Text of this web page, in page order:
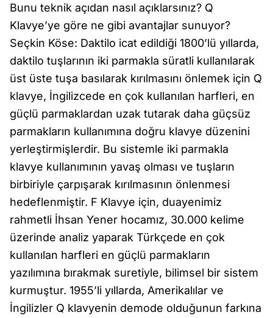
Bunu teknik açıdan nasıl açıklarsınız? Q
Klavye’ye göre ne gibi avantajlar sunuyor?
Seçkin Köse: Daktilo icat edildiği 1800’lü yıllarda,
daktilo tuşlarının iki parmakla süratli kullanılarak
üst üste tuşa basılarak kırılmasını önlemek için Q
klavye, İngilizcede en çok kullanılan harfleri, en
güçlü parmaklardan uzak tutarak daha güçsüz
parmakların kullanımına doğru klavye düzenini
yerleştirmişlerdir. Bu sistemle iki parmakla
klavye kullanımının yavaş olması ve tuşların
birbiriyle çarpışarak kırılmasının önlenmesi
hedeflenmiştir. F Klavye için, duayenimiz
rahmetli İhsan Yener hocamız, 30.000 kelime
üzerinde analiz yaparak Türkçede en çok
kullanılan harfleri en güçlü parmakların
yazılımına bırakmak suretiyle, bilimsel bir sistem
kurmuştur. 1955’li yıllarda, Amerikalılar ve
İngilizler Q klavyenin demode olduğunun farkına